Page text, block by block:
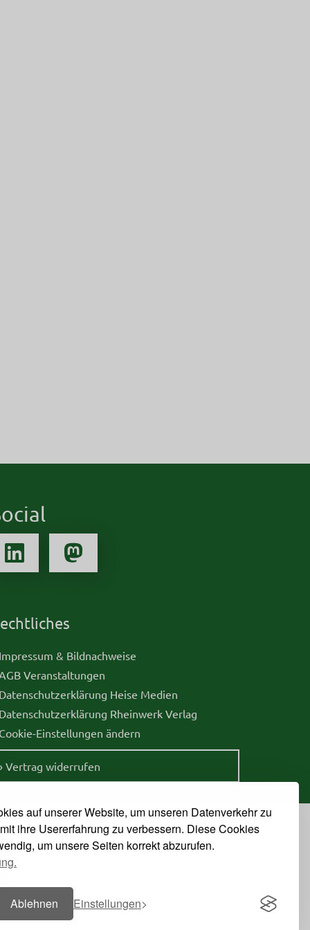
auf unserer Website, um unseren Datenverkehr zu
ihre Usererfahrung zu verbessern. Diese Cookies
um unsere Seiten korrekt abzurufen.
Ablehnen Einstellungen
& Bildnachweise
Veranstaltungen
Heise Medien
Rheinwerk Verlag
Einstellungen ändern
Vertrag widerrufen